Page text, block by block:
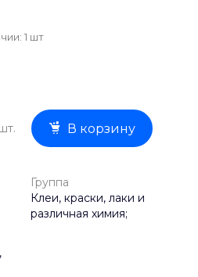
1 шт
В корзину
Группа
Клеи, краски, лаки и
различная химия;